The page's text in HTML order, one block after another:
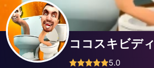
ココスキビディ
5.0